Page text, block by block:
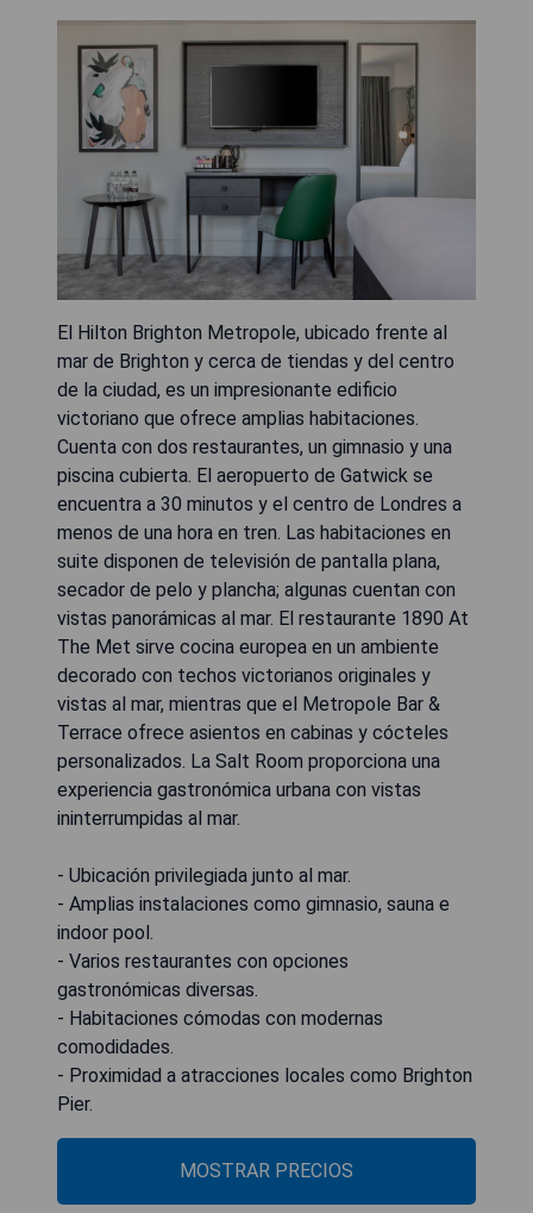
El Hilton Brighton Metropole, ubicado frente al
mar de Brighton y cerca de tiendas y del centro
de la ciudad, es un impresionante edificio
victoriano que ofrece amplias habitaciones.
Cuenta con dos restaurantes, un gimnasio y una
piscina cubierta. El aeropuerto de Gatwick se
encuentra a 30 minutos y el centro de Londres a
menos de una hora en tren. Las habitaciones en
suite disponen de televisión de pantalla plana,
secador de pelo y plancha; algunas cuentan con
vistas panorámicas al mar. El restaurante 1890 At
The Met sirve cocina europea en un ambiente
decorado con techos victorianos originales y
vistas al mar, mientras que el Metropole Bar &
Terrace ofrece asientos en cabinas y cócteles
personalizados. La Salt Room proporciona una
experiencia gastronómica urbana con vistas
ininterrumpidas al mar.
- Ubicación privilegiada junto al mar.
- Amplias instalaciones como gimnasio, sauna e
indoor pool.
- Varios restaurantes con opciones
gastronómicas diversas.
- Habitaciones cómodas con modernas
comodidades.
- Proximidad a atracciones locales como Brighton
Pier.
MOSTRAR PRECIOS